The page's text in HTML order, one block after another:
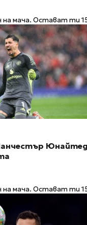
на мача. Остават ти
на мача. Остават ти